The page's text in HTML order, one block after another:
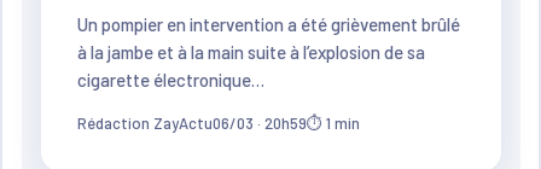
Un pompier en intervention a été grièvement brûlé
à la jambe et à la main suite à l’explosion de sa
cigarette électronique…
Rédaction ZayActu06/03 · 20h59⏱ 1 min